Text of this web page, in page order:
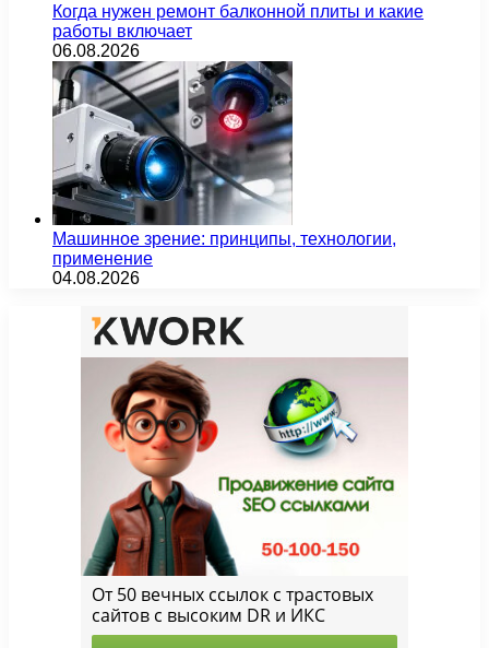
Когда нужен ремонт балконной плиты и какие
работы включает
06.08.2026
Машинное зрение: принципы, технологии,
применение
04.08.2026